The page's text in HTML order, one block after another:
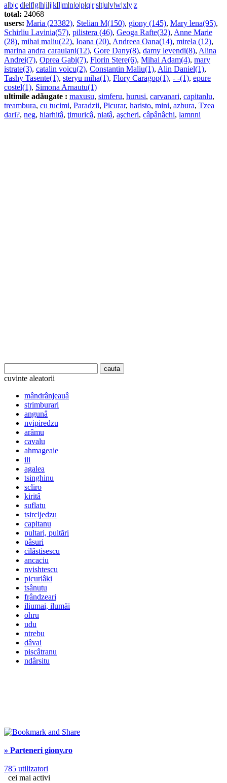
a|b|c|d|e|f|g|h|i|j|k|l|m|n|o|p|q|r|s|t|u|v|w|x|y|z
total: 24068
users: Maria (23382), Stelian M(150), giony (145), Mary lena(95),
Schirliu Lavinia(57), pilistera (46), Geoga Rafte(32), Anne Marie
(28), mihai maliu(22), Ioana (20), Andreea Oana(14), mirela (12),
marina andra caraulani(12), Gore Dany(8), damy levendi(8), Alina
Andrei(7), Oprea Gabi(7), Florin Stere(6), Mihai Adam(4), mary
istrate(3), catalin voicu(2), Constantin Maliu(1), Alin Daniel(1),
Tashy Tasente(1), steryu miha(1), Flory Caragop(1), - -(1), epure
costel(1), Simona Arnautu(1)
ultimile adăugate : maxusu, simferu, hurusi, carvanari, capitanlu,
treambura, cu tucimi, Paradzii, Picurar, haristo, mini, azbura, Tzea
dari?, neg, hiarhitâ, ţimuricâ, niatâ, aşcheri, câpânâchi, lamnni
cuvinte aleatorii
mândrânjeauâ
strimburari
angunâ
nvipiredzu
arâmu
cavalu
ahmageaie
ili
agalea
tsinghinu
scliro
kiritâ
suflatu
tsircljedzu
capitanu
pultari, pultări
pâsuri
cilâstisescu
ancaciu
nvishtescu
picurlâki
tsânutu
frândzeari
iliumai, ilumăi
ohru
udu
ntrebu
dâvai
piscâtranu
ndârsitu
» Parteneri giony.ro
785 utilizatori
cei mai activi